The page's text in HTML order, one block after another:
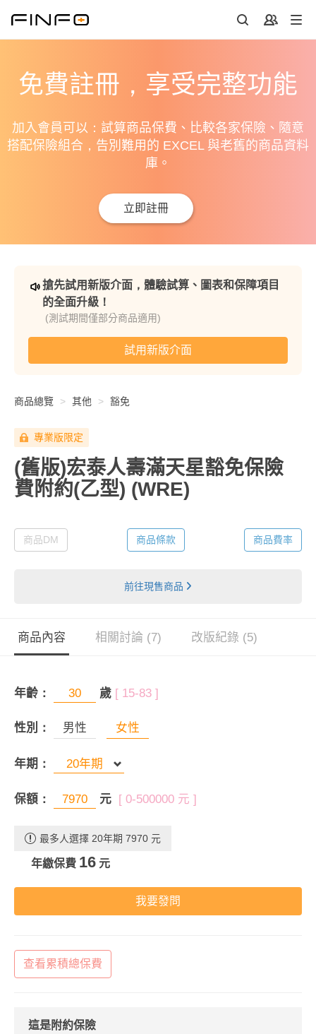
免費註冊，享受完整功能
加入會員可以：試算商品保費、比較各家保險、隨意
搭配保險組合，告別難用的 EXCEL 與老舊的商品資料
庫。
立即註冊
搶先試用新版介面，體驗試算、圖表和保障項目
的全面升級！
(測試期間僅部分商品適用)
試用新版介面
商品總覽 其他 豁免
專業版限定
(舊版)宏泰人壽滿天星豁免保險
費附約(乙型) (WRE)
商品DM 商品條款 商品費率
前往現售商品
商品內容 相關討論 (7) 改版紀錄 (5)
年齡： 歲 [ 15-83 ]
性別： 男性 女性
年期：
保額： 元 [ 0-500000 元 ]
最多人選擇 20年期 7970 元
年繳保費 16 元
我要發問
查看累積總保費
這是附約保險